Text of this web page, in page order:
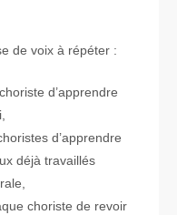
de voix à répéter :
d’apprendre
d’apprendre
déjà travaillés
choriste de revoir